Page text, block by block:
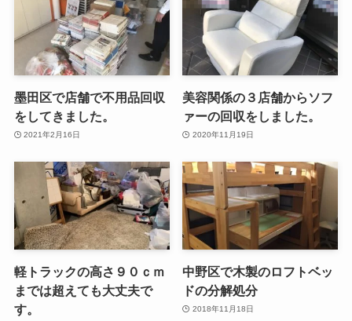
墨田区で店舗で不用品回収
をしてきました。
2021年2月16日
美容関係の３店舗からソフ
ァーの回収をしました。
2020年11月19日
軽トラックの高さ９０ｃｍ
までは超えても大丈夫で
す。
中野区で木製のロフトベッ
ドの分解処分
2018年11月18日